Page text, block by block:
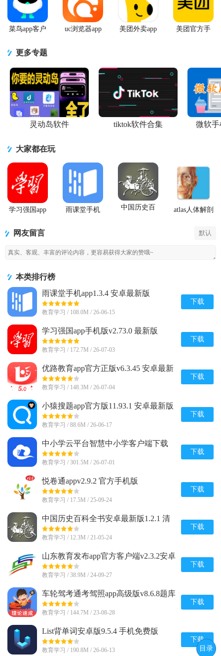
菜鸟app客户
uc浏览器app
美团外卖app
美团官方手
更多专题
灵动岛软件 tiktok软件合集 微软手
大家都在玩
学习强国app
雨课堂手机
中国历史百
atlas人体解剖
网友留言 默认
本类排行榜
雨课堂手机app1.3.4 安卓最新版
教育学习 / 108.0M / 26-06-15
下载
学习强国app手机版v2.73.0 最新版
教育学习 / 172.7M / 26-07-03
下载
优路教育app官方正版v6.3.45 安卓最新
版
教育学习 / 148.3M / 26-07-04
下载
小猿搜题app官方版11.93.1 安卓最新版
教育学习 / 88.6M / 26-06-17
下载
中小学云平台智慧中小学客户端下载
8.0.9 官方最新版
教育学习 / 301.5M / 26-07-01
下载
悦卷通appv2.9.2 官方手机版
教育学习 / 17.5M / 25-09-24
下载
中国历史百科全书安卓最新版1.2.1 清
爽版
教育学习 / 12.3M / 21-05-24
下载
山东教育发布app官方客户端v2.3.2安卓
版
教育学习 / 38.9M / 24-09-27
下载
车轮驾考通考驾照app高级版v8.6.8题库
解锁版
教育学习 / 144.7M / 23-08-28
下载
List背单词安卓版9.5.4 手机免费版
教育学习 / 190.8M / 26-06-13
下载
目录